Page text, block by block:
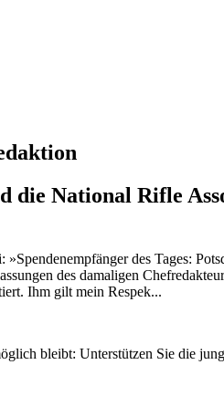
die National Rifle
des Tages:
des damaligen
Ihm gilt mein Respek...
bleibt: Unterstützen Sie die